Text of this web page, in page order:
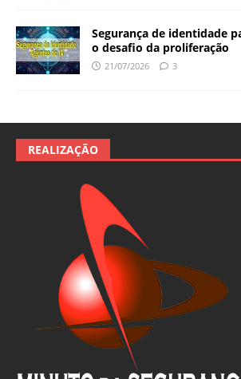
Segurança de identidade
o desafio da proliferação
21/07/2026 3
REALIZAÇÃO